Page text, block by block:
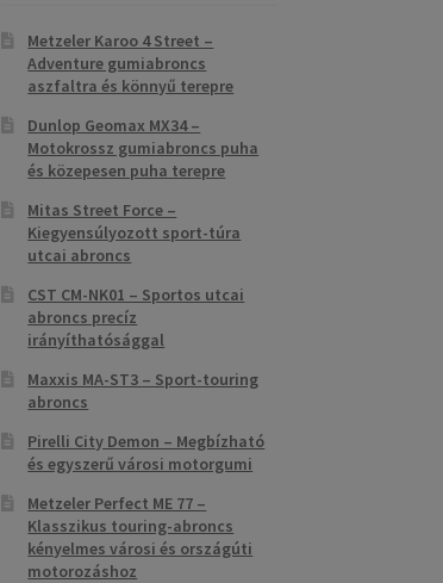
Metzeler Karoo 4 Street –
Adventure gumiabroncs
aszfaltra és könnyű terepre
Dunlop Geomax MX34 –
Motokrossz gumiabroncs puha
és közepesen puha terepre
Mitas Street Force –
Kiegyensúlyozott sport-túra
utcai abroncs
CST CM-NK01 – Sportos utcai
abroncs precíz
irányíthatósággal
Maxxis MA-ST3 – Sport-touring
abroncs
Pirelli City Demon – Megbízható
és egyszerű városi motorgumi
Metzeler Perfect ME 77 –
Klasszikus touring-abroncs
kényelmes városi és országúti
motorozáshoz